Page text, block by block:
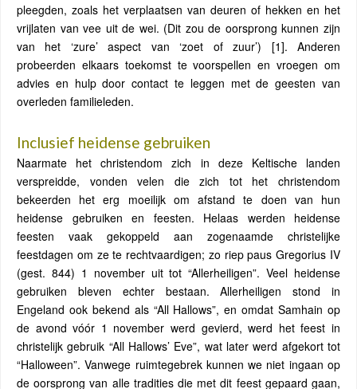
pleegden, zoals het verplaatsen van deuren of hekken en het
vrijlaten van vee uit de wei. (Dit zou de oorsprong kunnen zijn
van het ‘zure’ aspect van ‘zoet of zuur’) [1]. Anderen
probeerden elkaars toekomst te voorspellen en vroegen om
advies en hulp door contact te leggen met de geesten van
overleden familieleden.
Inclusief heidense gebruiken
Naarmate het christendom zich in deze Keltische landen
verspreidde, vonden velen die zich tot het christendom
bekeerden het erg moeilijk om afstand te doen van hun
heidense gebruiken en feesten. Helaas werden heidense
feesten vaak gekoppeld aan zogenaamde christelijke
feestdagen om ze te rechtvaardigen; zo riep paus Gregorius IV
(gest. 844) 1 november uit tot “Allerheiligen”. Veel heidense
gebruiken bleven echter bestaan. Allerheiligen stond in
Engeland ook bekend als “All Hallows”, en omdat Samhain op
de avond vóór 1 november werd gevierd, werd het feest in
christelijk gebruik “All Hallows’ Eve”, wat later werd afgekort tot
“Halloween”. Vanwege ruimtegebrek kunnen we niet ingaan op
de oorsprong van alle tradities die met dit feest gepaard gaan,